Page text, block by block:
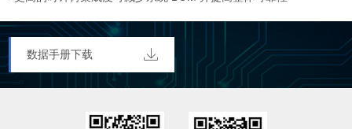
数据手册下载 